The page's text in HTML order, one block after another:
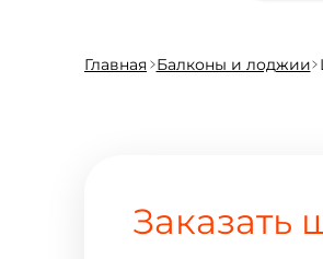
Главная Балконы и лоджии
Заказать